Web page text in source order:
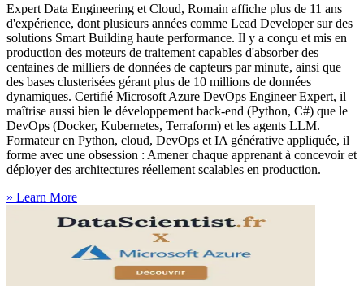
Expert Data Engineering et Cloud, Romain affiche plus de 11 ans
d'expérience, dont plusieurs années comme Lead Developer sur des
solutions Smart Building haute performance. Il y a conçu et mis en
production des moteurs de traitement capables d'absorber des
centaines de milliers de données de capteurs par minute, ainsi que
des bases clusterisées gérant plus de 10 millions de données
dynamiques. Certifié Microsoft Azure DevOps Engineer Expert, il
maîtrise aussi bien le développement back-end (Python, C#) que le
DevOps (Docker, Kubernetes, Terraform) et les agents LLM.
Formateur en Python, cloud, DevOps et IA générative appliquée, il
forme avec une obsession : Amener chaque apprenant à concevoir et
déployer des architectures réellement scalables en production.
» Learn More